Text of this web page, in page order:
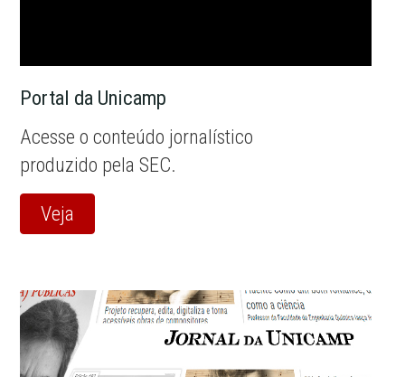
Portal da Unicamp
Acesse o conteúdo jornalístico
produzido pela SEC.
Veja